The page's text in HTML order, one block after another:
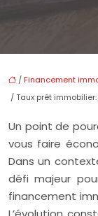
/ Financement
/ Taux prêt
Un point de
vous faire
Dans un
défi majeur
financement